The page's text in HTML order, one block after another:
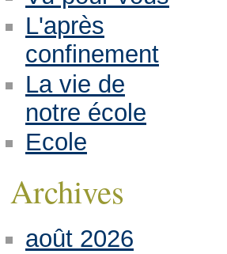
L'après
confinement
La vie de
notre école
Ecole
Archives
août 2026